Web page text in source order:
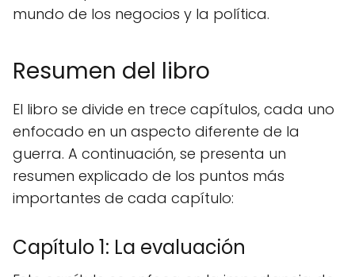
mundo de los negocios y la política.
Resumen del libro
El libro se divide en trece capítulos, cada uno
enfocado en un aspecto diferente de la
guerra. A continuación, se presenta un
resumen explicado de los puntos más
importantes de cada capítulo:
Capítulo 1: La evaluación